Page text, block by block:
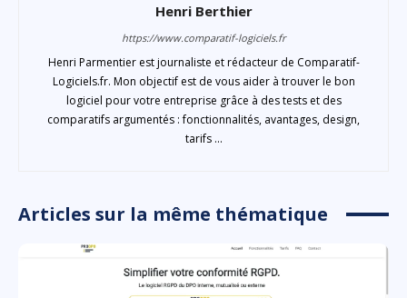
Henri Berthier
https://www.comparatif-logiciels.fr
Henri Parmentier est journaliste et rédacteur de Comparatif-
Logiciels.fr. Mon objectif est de vous aider à trouver le bon
logiciel pour votre entreprise grâce à des tests et des
comparatifs argumentés : fonctionnalités, avantages, design,
tarifs ...
Articles sur la même thématique